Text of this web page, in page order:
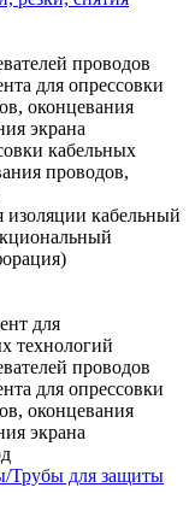
проводов
для опрессовки
оконцевания
экрана
кабельных
проводов,
изоляции кабельный
для
технологий
проводов
для опрессовки
оконцевания
экрана
Трубы для защиты